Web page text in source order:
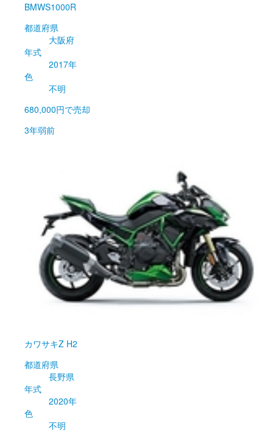
BMWS1000R
都道府県
大阪府
年式
2017年
色
不明
680,000円で売却
3年弱前
カワサキZ H2
都道府県
長野県
年式
2020年
色
不明